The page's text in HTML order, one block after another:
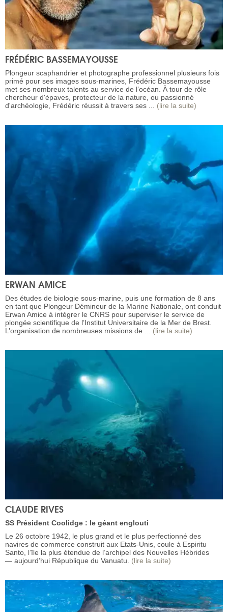
FRÉDÉRIC BASSEMAYOUSSE
Plongeur scaphandrier et photographe professionnel plusieurs fois
primé pour ses images sous-marines, Frédéric Bassemayousse
met ses nombreux talents au service de l’océan. À tour de rôle
chercheur d'épaves, protecteur de la nature, ou passionné
d'archéologie, Frédéric réussit à travers ses ... (lire la suite)
ERWAN AMICE
Des études de biologie sous-marine, puis une formation de 8 ans
en tant que Plongeur Démineur de la Marine Nationale, ont conduit
Erwan Amice à intégrer le CNRS pour superviser le service de
plongée scientifique de l’Institut Universitaire de la Mer de Brest.
L’organisation de nombreuses missions de ... (lire la suite)
CLAUDE RIVES
SS Président Coolidge : le géant englouti
Le 26 octobre 1942, le plus grand et le plus perfectionné des
navires de commerce construit aux Etats-Unis, coule à Espiritu
Santo, l’île la plus étendue de l’archipel des Nouvelles Hébrides
— aujourd’hui République du Vanuatu. (lire la suite)